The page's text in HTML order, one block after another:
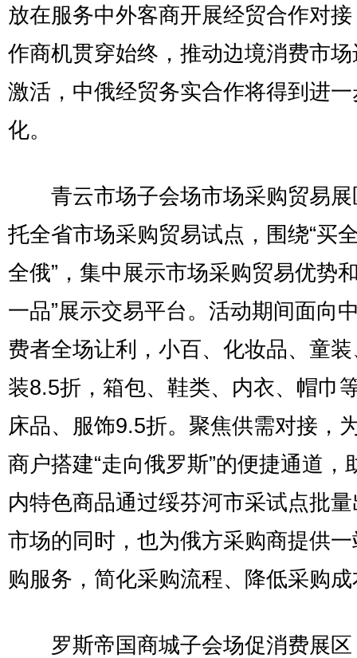
放在服务中外客商开展经贸合作对
作商机贯穿始终，推动边境消费市
激活，中俄经贸务实合作将得到进
化。
青云市场子会场市场采购贸易展
托全省市场采购贸易试点，围绕“买
全俄”，集中展示市场采购贸易优势
一品”展示交易平台。活动期间面向
费者全场让利，小百、化妆品、童
装8.5折，箱包、鞋类、内衣、帽巾
床品、服饰9.5折。聚焦供需对接，
商户搭建“走向俄罗斯”的便捷通道，
内特色商品通过绥芬河市采试点批
市场的同时，也为俄方采购商提供
购服务，简化采购流程、降低采购
罗斯帝国商城子会场促消费展区